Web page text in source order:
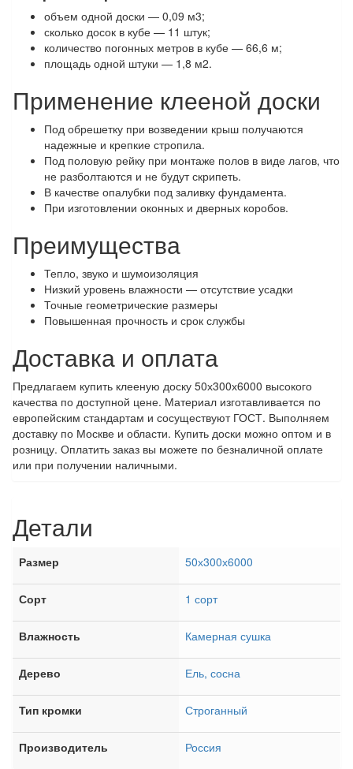
объем одной доски — 0,09 м3;
сколько досок в кубе — 11 штук;
количество погонных метров в кубе — 66,6 м;
площадь одной штуки — 1,8 м2.
Применение клееной доски
Под обрешетку при возведении крыш получаются
надежные и крепкие стропила.
Под половую рейку при монтаже полов в виде лагов, что
не разболтаются и не будут скрипеть.
В качестве опалубки под заливку фундамента.
При изготовлении оконных и дверных коробов.
Преимущества
Тепло, звуко и шумоизоляция
Низкий уровень влажности — отсутствие усадки
Точные геометрические размеры
Повышенная прочность и срок службы
Доставка и оплата
Предлагаем купить клееную доску 50х300х6000 высокого
качества по доступной цене. Материал изготавливается по
европейским стандартам и сосуществуют ГОСТ. Выполняем
доставку по Москве и области. Купить доски можно оптом и в
розницу. Оплатить заказ вы можете по безналичной оплате
или при получении наличными.
Детали
Размер 50х300х6000
Сорт 1 сорт
Влажность Камерная сушка
Дерево Ель, сосна
Тип кромки Строганный
Производитель Россия